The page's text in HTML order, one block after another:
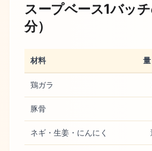
スープベース1バッ
分）
材料 量
鶏ガラ
豚骨
ネギ・生姜・にんにく